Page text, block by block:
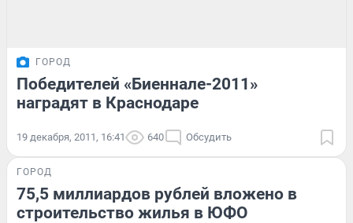
ГОРОД
Победителей «Биеннале-2011»
наградят в Краснодаре
19 декабря, 2011, 16:41 640 Обсудить
ГОРОД
75,5 миллиардов рублей вложено в
строительство жилья в ЮФО